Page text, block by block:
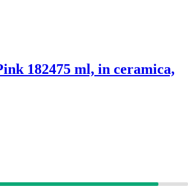
182475 ml, in ceramica,